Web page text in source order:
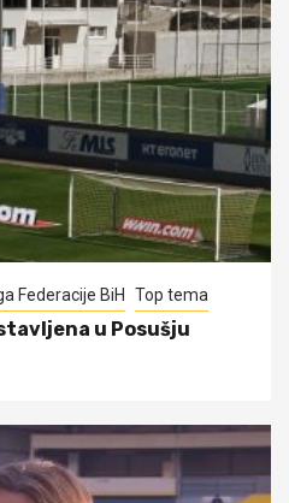
Federacije BiH Top tema
u Posušju